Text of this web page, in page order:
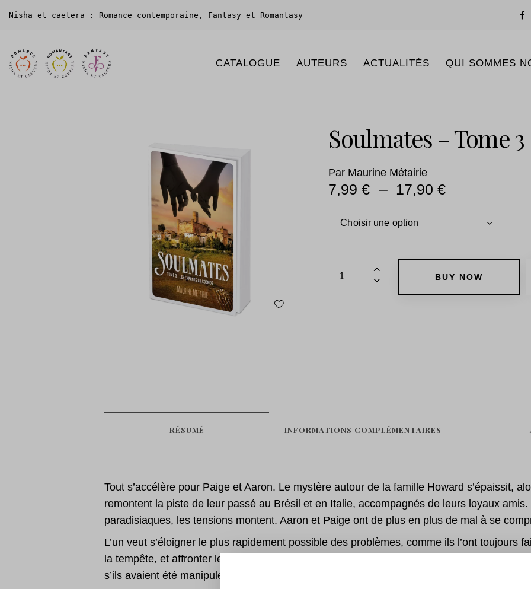
Nisha et caetera : Romance contemporaine, Fantasy et Romantasy
CATALOGUE AUTEURS ACTUALITÉS QUI SOMMES
Soulmates – Tome 3
Par Maurine Métairie
7,99€ – 17,90€
BUY NOW
RÉSUMÉ INFORMATIONS COMPLÉMENTAIRES
Tout s’accélère pour Paige et Aaron. Le mystère autour de la famille Howard s’épaissit,
remontent la piste de leur passé au Brésil et en Italie, accompagnés de leurs loyaux
paradisiaques, les tensions montent. Aaron et Paige ont de plus en plus de mal à se
L’un veut s’éloigner le plus rapidement possible des problèmes, comme ils l’ont toujours
la tempête, et affronter les difficultés. Et si tout ce qu’ils croyaient sur leur histoire
s’ils avaient été manipulés ? Peuvent-ils encore se faire confiance, et prouver que